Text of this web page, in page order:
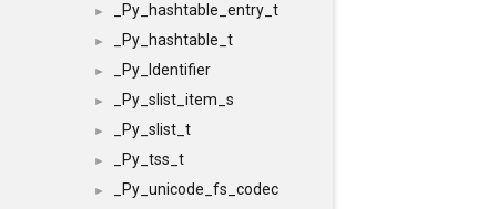
► _Py_hashtable_entry_t
► _Py_hashtable_t
► _Py_Identifier
► _Py_slist_item_s
► _Py_slist_t
► _Py_tss_t
► _Py_unicode_fs_codec